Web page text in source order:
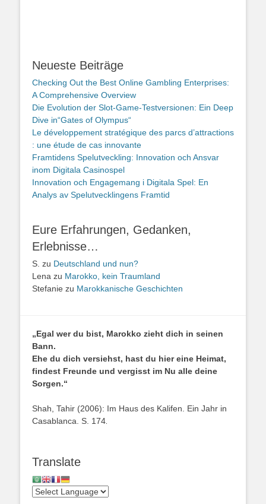
Neueste Beiträge
Checking Out the Best Online Gambling Enterprises:
A Comprehensive Overview
Die Evolution der Slot-Game-Testversionen: Ein Deep
Dive in“Gates of Olympus“
Le développement stratégique des parcs d’attractions
: une étude de cas innovante
Framtidens Spelutveckling: Innovation och Ansvar
inom Digitala Casinospel
Innovation och Engagemang i Digitala Spel: En
Analys av Spelutvecklingens Framtid
Eure Erfahrungen, Gedanken,
Erlebnisse…
S. zu Deutschland und nun?
Lena zu Marokko, kein Traumland
Stefanie zu Marokkanische Geschichten
„Egal wer du bist, Marokko zieht dich in seinen
Bann.
Ehe du dich versiehst, hast du hier eine Heimat,
findest Freunde und vergisst im Nu alle deine
Sorgen.“
Shah, Tahir (2006): Im Haus des Kalifen. Ein Jahr in
Casablanca. S. 174
Translate